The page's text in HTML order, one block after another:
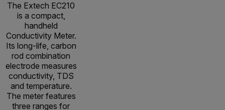
The Extech EC210
is a compact,
handheld
Conductivity Meter.
Its long-life, carbon
rod combination
electrode measures
conductivity, TDS
and temperature.
The meter features
three ranges for